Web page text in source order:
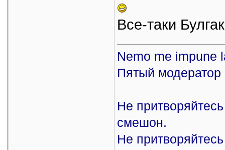
Все-таки
Nemo me impune
Пятый
Не
смешон.
Не